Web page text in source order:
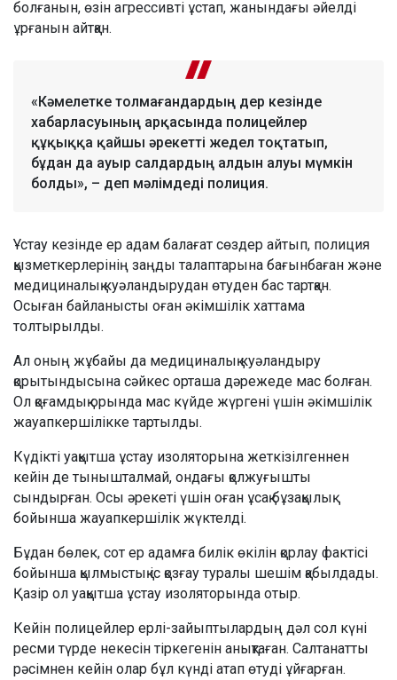
болғанын, өзін агрессивті ұстап, жанындағы әйелді
ұрғанын айтқан.
«Кәмелетке толмағандардың дер кезінде
хабарласуының арқасында полицейлер
құқыққа қайшы әрекетті жедел тоқтатып,
бұдан да ауыр салдардың алдын алуы мүмкін
болды», – деп мәлімдеді полиция.
Ұстау кезінде ер адам балағат сөздер айтып, полиция
қызметкерлерінің заңды талаптарына бағынбаған және
медициналық куәландырудан өтуден бас тартқан.
Осыған байланысты оған әкімшілік хаттама
толтырылды.
Ал оның жұбайы да медициналық куәландыру
қорытындысына сәйкес орташа дәрежеде мас болған.
Ол қоғамдық орында мас күйде жүргені үшін әкімшілік
жауапкершілікке тартылды.
Күдікті уақытша ұстау изоляторына жеткізілгеннен
кейін де тынышталмай, ондағы қолжуғышты
сындырған. Осы әрекеті үшін оған ұсақ бұзақылық
бойынша жауапкершілік жүктелді.
Бұдан бөлек, сот ер адамға билік өкілін қорлау фактісі
бойынша қылмыстық іс қозғау туралы шешім қабылдады.
Қазір ол уақытша ұстау изоляторында отыр.
Кейін полицейлер ерлі-зайыптылардың дәл сол күні
ресми түрде некесін тіркегенін анықтаған. Салтанатты
рәсімнен кейін олар бұл күнді атап өтуді ұйғарған.